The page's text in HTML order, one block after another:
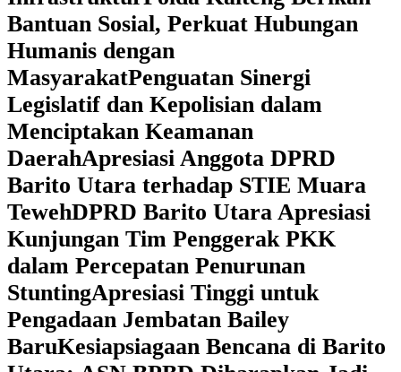
Bantuan Sosial, Perkuat Hubungan
Humanis dengan
MasyarakatPenguatan Sinergi
Legislatif dan Kepolisian dalam
Menciptakan Keamanan
DaerahApresiasi Anggota DPRD
Barito Utara terhadap STIE Muara
TewehDPRD Barito Utara Apresiasi
Kunjungan Tim Penggerak PKK
dalam Percepatan Penurunan
StuntingApresiasi Tinggi untuk
Pengadaan Jembatan Bailey
BaruKesiapsiagaan Bencana di Barito